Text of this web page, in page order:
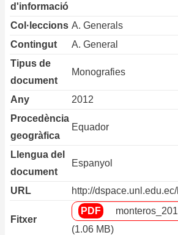
d'informació
Col·leccions A. Generals
Contingut
A. General
Tipus de
document
Monografies
Any
2012
Procedència
geogràfica
Equador
Llengua del
document
Espanyol
URL http://
Fitxer
(1.06 MB)